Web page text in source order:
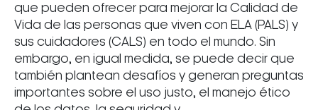
que pueden ofrecer para mejorar la Calidad de
Vida de las personas que viven con ELA (PALS) y
sus cuidadores (CALS) en todo el mundo. Sin
embargo, en igual medida, se puede decir que
también plantean desafíos y generan preguntas
importantes sobre el uso justo, el manejo ético